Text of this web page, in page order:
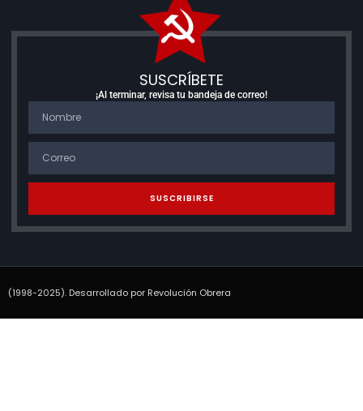
SUSCRÍBETE
¡Al terminar, revisa tu bandeja de correo!
SUSCRIBIRSE
(1998-2025). Desarrollado por Revolución Obrera